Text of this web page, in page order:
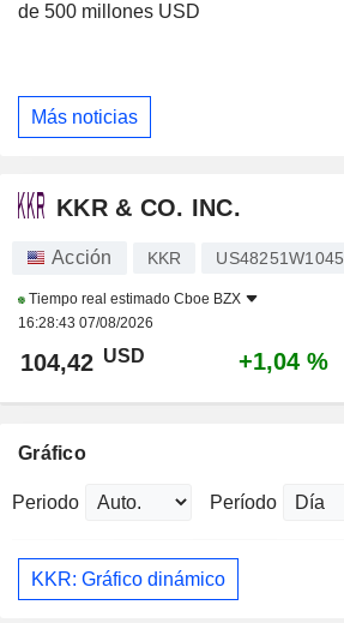
de 500 millones USD
Más noticias
KKR & CO. INC.
Acción KKR US48251W1045
Tiempo real estimado Cboe BZX
16:28:43 07/08/2026
104,42 USD +1,04 %
Gráfico
Periodo Período
KKR: Gráfico dinámico